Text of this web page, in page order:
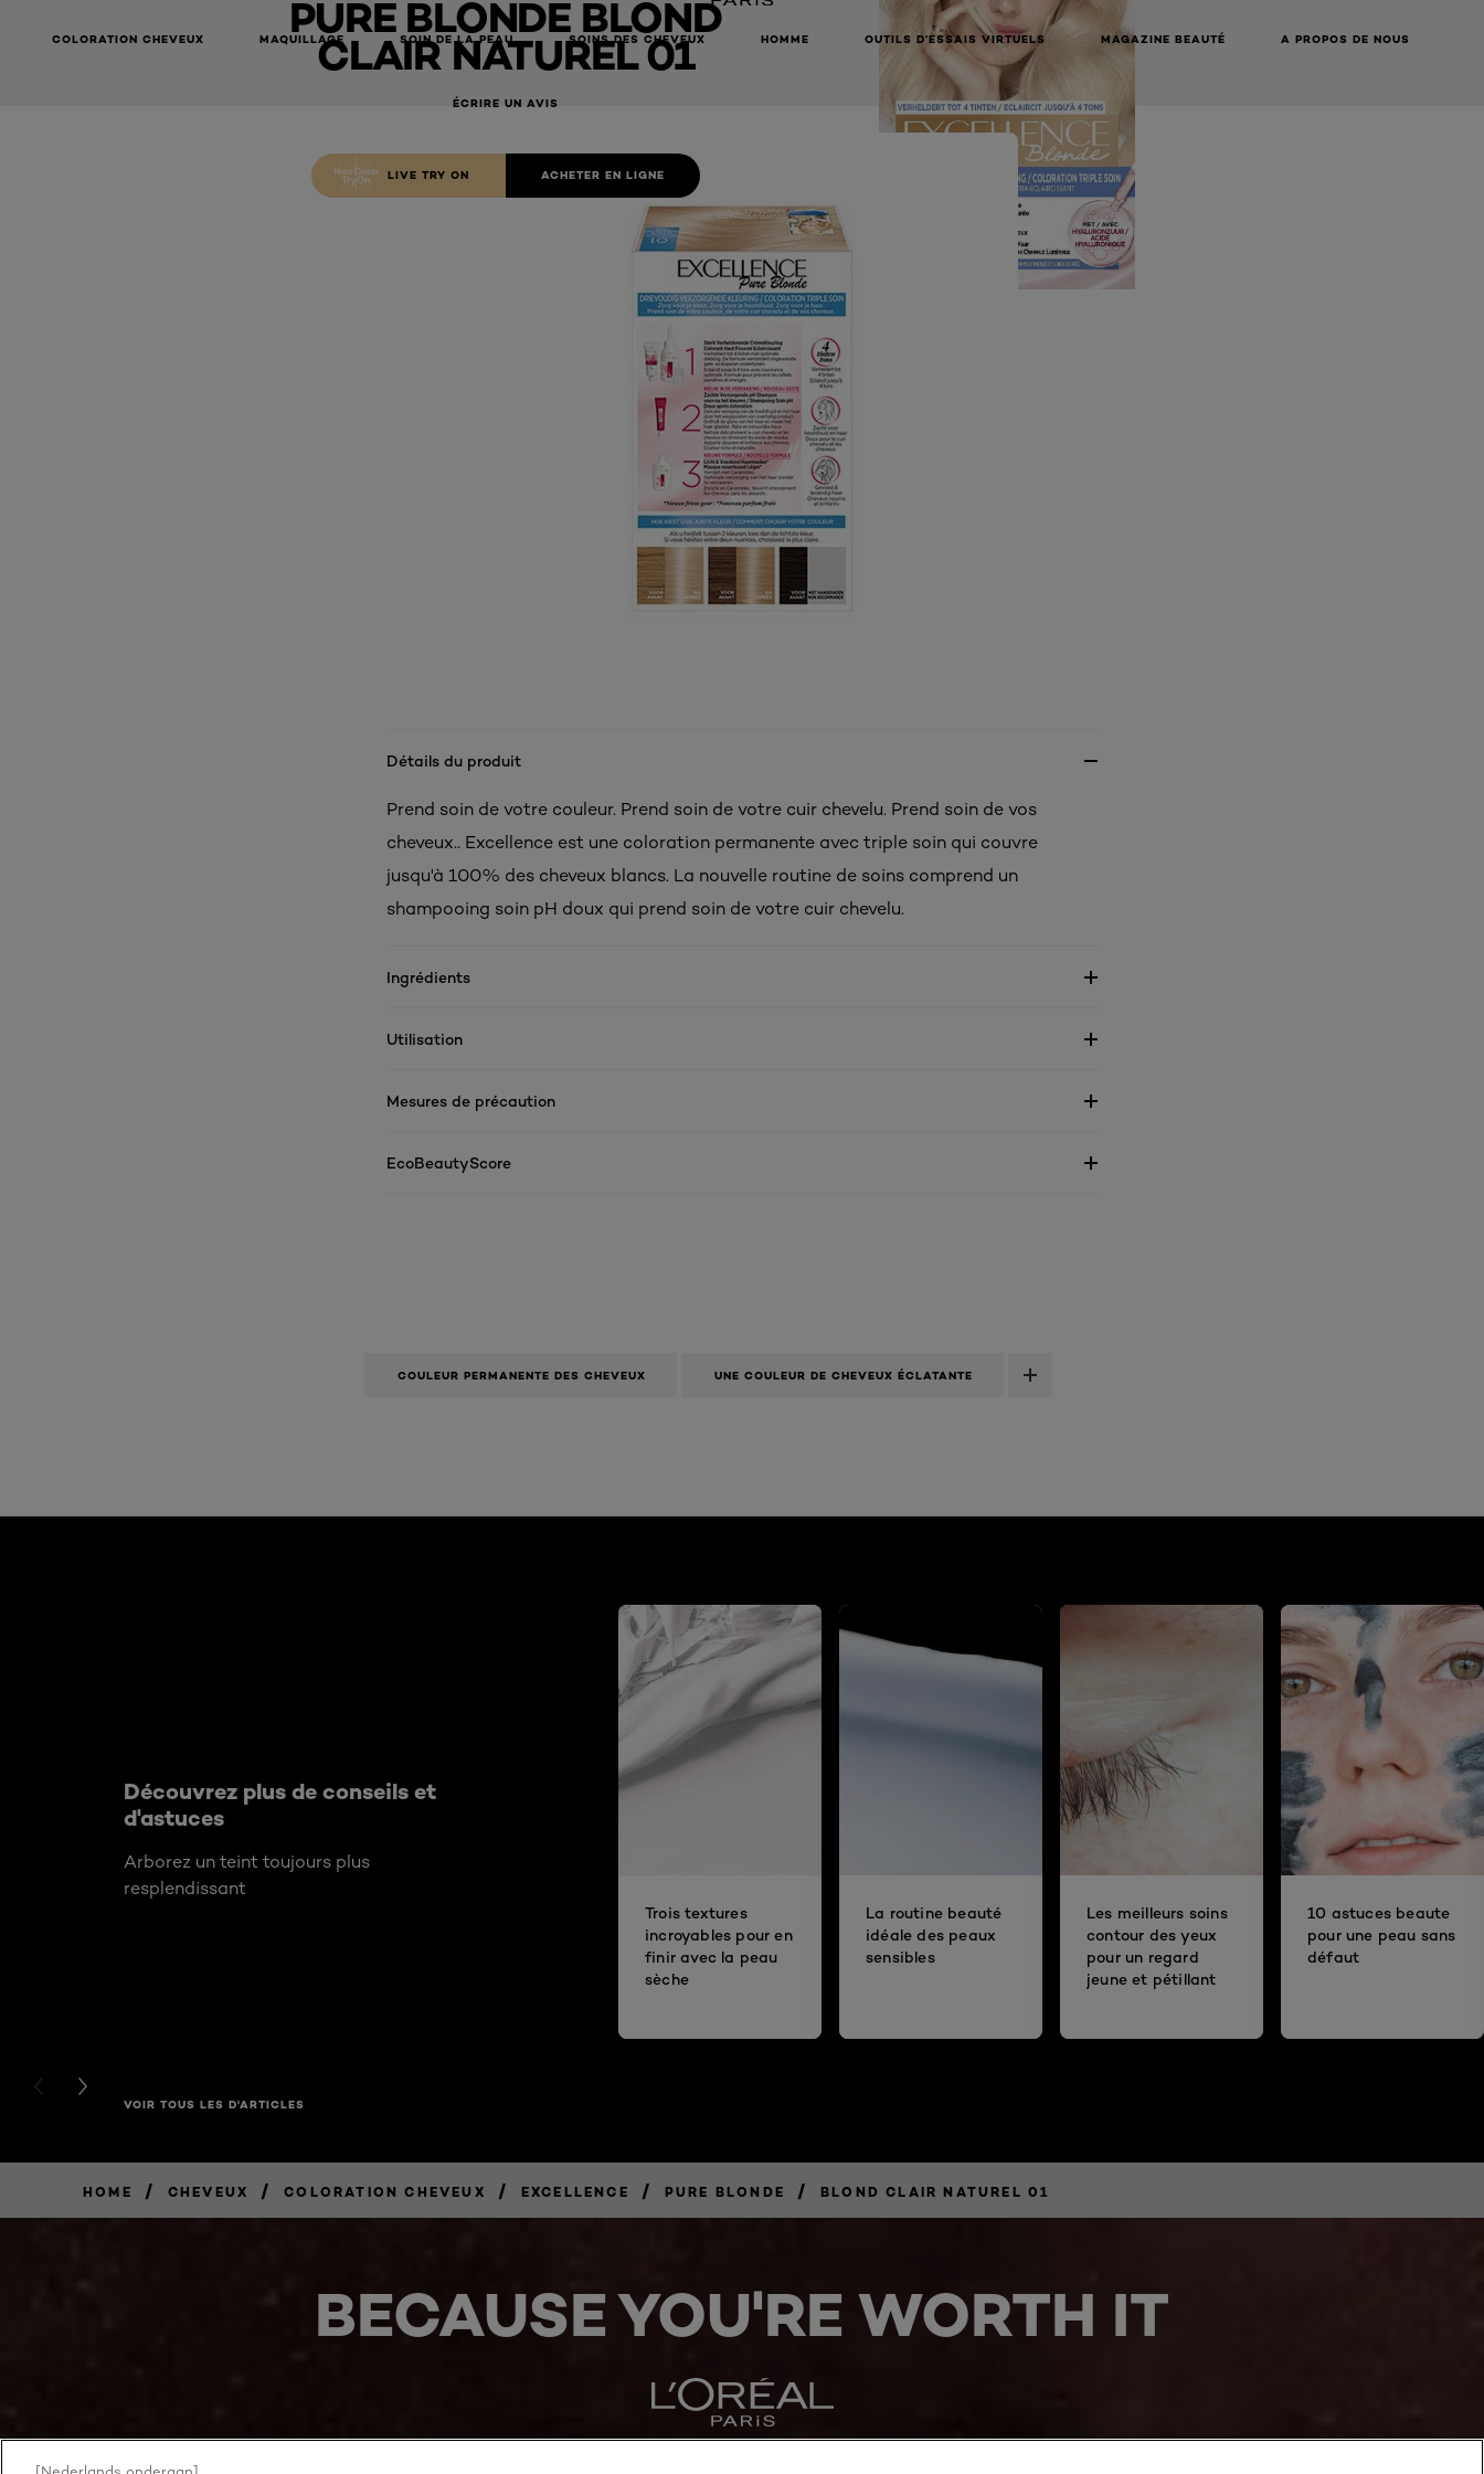
COLORATION CHEVEUX MAQUILLAGE SOIN DE LA PEAU SOINS DES CHEVEUX HOMME OUTILS D’ESSAIS VIRTUELS MAGAZINE BEAUTÉ A PROPOS DE NOUS
PURE BLONDE BLOND
CLAIR NATUREL 01
ÉCRIRE UN AVIS
LIVE TRY ON ACHETER EN LIGNE
Détails du produit
Prend soin de votre couleur. Prend soin de votre cuir chevelu. Prend soin de vos
cheveux.. Excellence est une coloration permanente avec triple soin qui couvre
jusqu'à 100% des cheveux blancs. La nouvelle routine de soins comprend un
shampooing soin pH doux qui prend soin de votre cuir chevelu.
Ingrédients
Utilisation
Mesures de précaution
EcoBeautyScore
COULEUR PERMANENTE DES CHEVEUX UNE COULEUR DE CHEVEUX ÉCLATANTE
Découvrez plus de conseils et
d'astuces
Arborez un teint toujours plus
resplendissant
Trois textures
incroyables pour en
finir avec la peau
sèche
La routine beauté
idéale des peaux
sensibles
Les meilleurs soins
contour des yeux
pour un regard
jeune et pétillant
10 astuces beaute
pour une peau sans
défaut
PREVIOUS CARD
NEXT CARD
VOIR TOUS LES D'ARTICLES
HOME / CHEVEUX / COLORATION CHEVEUX / EXCELLENCE / PURE BLONDE / BLOND CLAIR NATUREL 01
BECAUSE YOU'RE WORTH IT